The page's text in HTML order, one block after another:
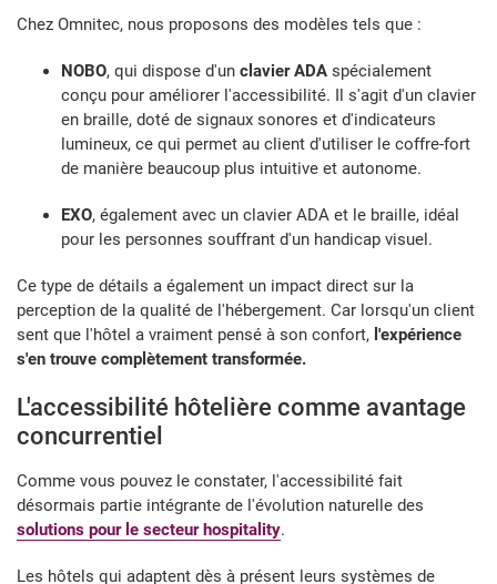
Chez Omnitec, nous proposons des modèles tels que :
NOBO, qui dispose d'un clavier ADA spécialement
conçu pour améliorer l'accessibilité. Il s'agit d'un clavier
en braille, doté de signaux sonores et d'indicateurs
lumineux, ce qui permet au client d'utiliser le coffre-fort
de manière beaucoup plus intuitive et autonome.
EXO, également avec un clavier ADA et le braille, idéal
pour les personnes souffrant d'un handicap visuel.
Ce type de détails a également un impact direct sur la
perception de la qualité de l'hébergement. Car lorsqu'un client
sent que l'hôtel a vraiment pensé à son confort, l'expérience
s'en trouve complètement transformée.
L'accessibilité hôtelière comme avantage
concurrentiel
Comme vous pouvez le constater, l'accessibilité fait
désormais partie intégrante de l'évolution naturelle des
solutions pour le secteur hospitality.
Les hôtels qui adaptent dès à présent leurs systèmes de